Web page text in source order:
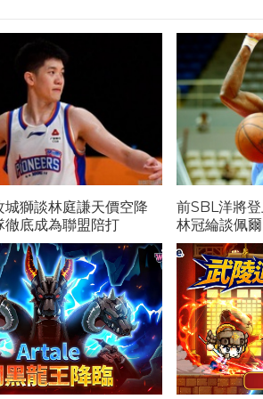
城獅談林庭謙天價空降
徹底成為聯盟陪打
前SBL洋將
林冠綸談佩
NBA